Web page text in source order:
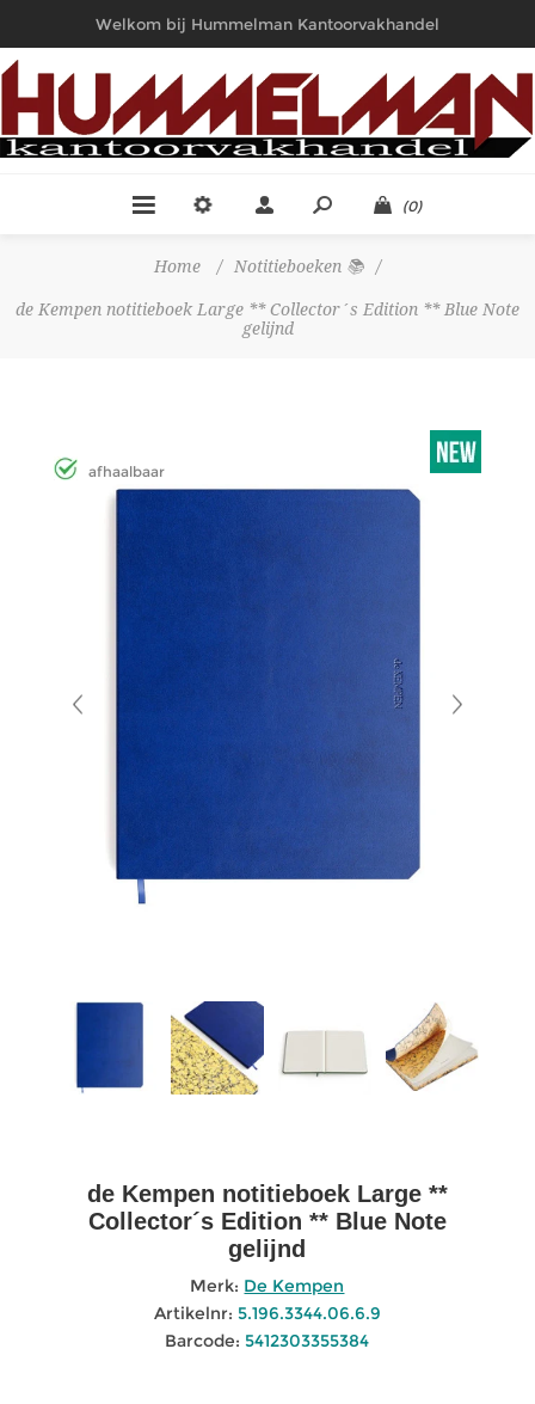
Welkom bij Hummelman Kantoorvakhandel
(0)
Home / Notitieboeken 📚 /
de Kempen notitieboek Large ** Collector´s Edition ** Blue Note
gelijnd
afhaalbaar
de Kempen notitieboek Large **
Collector´s Edition ** Blue Note
gelijnd
Merk: De Kempen
Artikelnr: 5.196.3344.06.6.9
Barcode: 5412303355384